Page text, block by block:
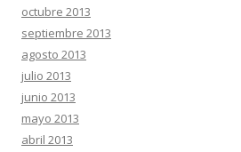
octubre 2013
septiembre 2013
agosto 2013
julio 2013
junio 2013
mayo 2013
abril 2013